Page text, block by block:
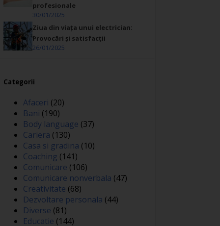
profesionale
30/01/2025
Ziua din viața unui electrician:
Provocări și satisfacții
26/01/2025
Categorii
Afaceri (20)
Bani (190)
Body language (37)
Cariera (130)
Casa si gradina (10)
Coaching (141)
Comunicare (106)
Comunicare nonverbala (47)
Creativitate (68)
Dezvoltare personala (44)
Diverse (81)
Educatie (144)